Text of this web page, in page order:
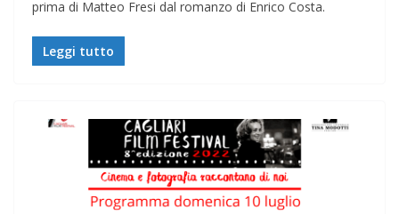
prima di Matteo Fresi dal romanzo di Enrico Costa.
Leggi tutto